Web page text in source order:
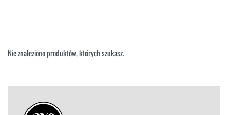
SOFY
Nie znaleziono produktów, których szukasz.